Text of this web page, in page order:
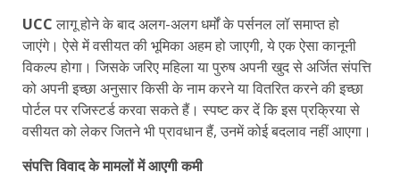
UCC लागू होने के बाद अलग-अलग धर्मों के पर्सनल लॉ समाप्त हो
जाएंगे। ऐसे में वसीयत की भूमिका अहम हो जाएगी, ये एक ऐसा कानूनी
विकल्प होगा। जिसके जरिए महिला या पुरुष अपनी खुद से अर्जित संपत्ति
को अपनी इच्छा अनुसार किसी के नाम करने या वितरित करने की इच्छा
पोर्टल पर रजिस्टर्ड करवा सकते हैं। स्पष्ट कर दें कि इस प्रक्रिया से
वसीयत को लेकर जितने भी प्रावधान हैं, उनमें कोई बदलाव नहीं आएगा।
संपत्ति विवाद के मामलों में आएगी कमी